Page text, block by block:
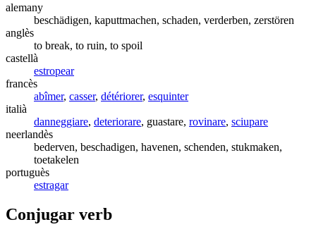
alemany
beschädigen, kaputtmachen, schaden, verderben, zerstören
anglès
to break, to ruin, to spoil
castellà
estropear
francès
abîmer, casser, détériorer, esquinter
italià
danneggiare, deteriorare, guastare, rovinare, sciupare
neerlandès
bederven, beschadigen, havenen, schenden, stukmaken,
toetakelen
portuguès
estragar
Conjugar verb